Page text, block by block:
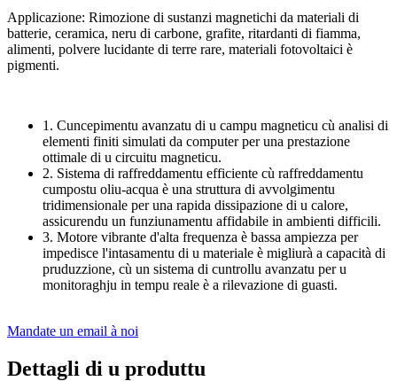
Applicazione: Rimozione di sustanzi magnetichi da materiali di
batterie, ceramica, neru di carbone, grafite, ritardanti di fiamma,
alimenti, polvere lucidante di terre rare, materiali fotovoltaici è
pigmenti.
1. Cuncepimentu avanzatu di u campu magneticu cù analisi di
elementi finiti simulati da computer per una prestazione
ottimale di u circuitu magneticu.
2. Sistema di raffreddamentu efficiente cù raffreddamentu
cumpostu oliu-acqua è una struttura di avvolgimentu
tridimensionale per una rapida dissipazione di u calore,
assicurendu un funziunamentu affidabile in ambienti difficili.
3. Motore vibrante d'alta frequenza è bassa ampiezza per
impedisce l'intasamentu di u materiale è migliurà a capacità di
pruduzzione, cù un sistema di cuntrollu avanzatu per u
monitoraghju in tempu reale è a rilevazione di guasti.
Mandate un email à noi
Dettagli di u produttu